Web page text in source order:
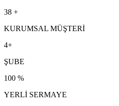
38 +
KURUMSAL MÜŞTERİ
4+
ŞUBE
100 %
YERLİ SERMAYE